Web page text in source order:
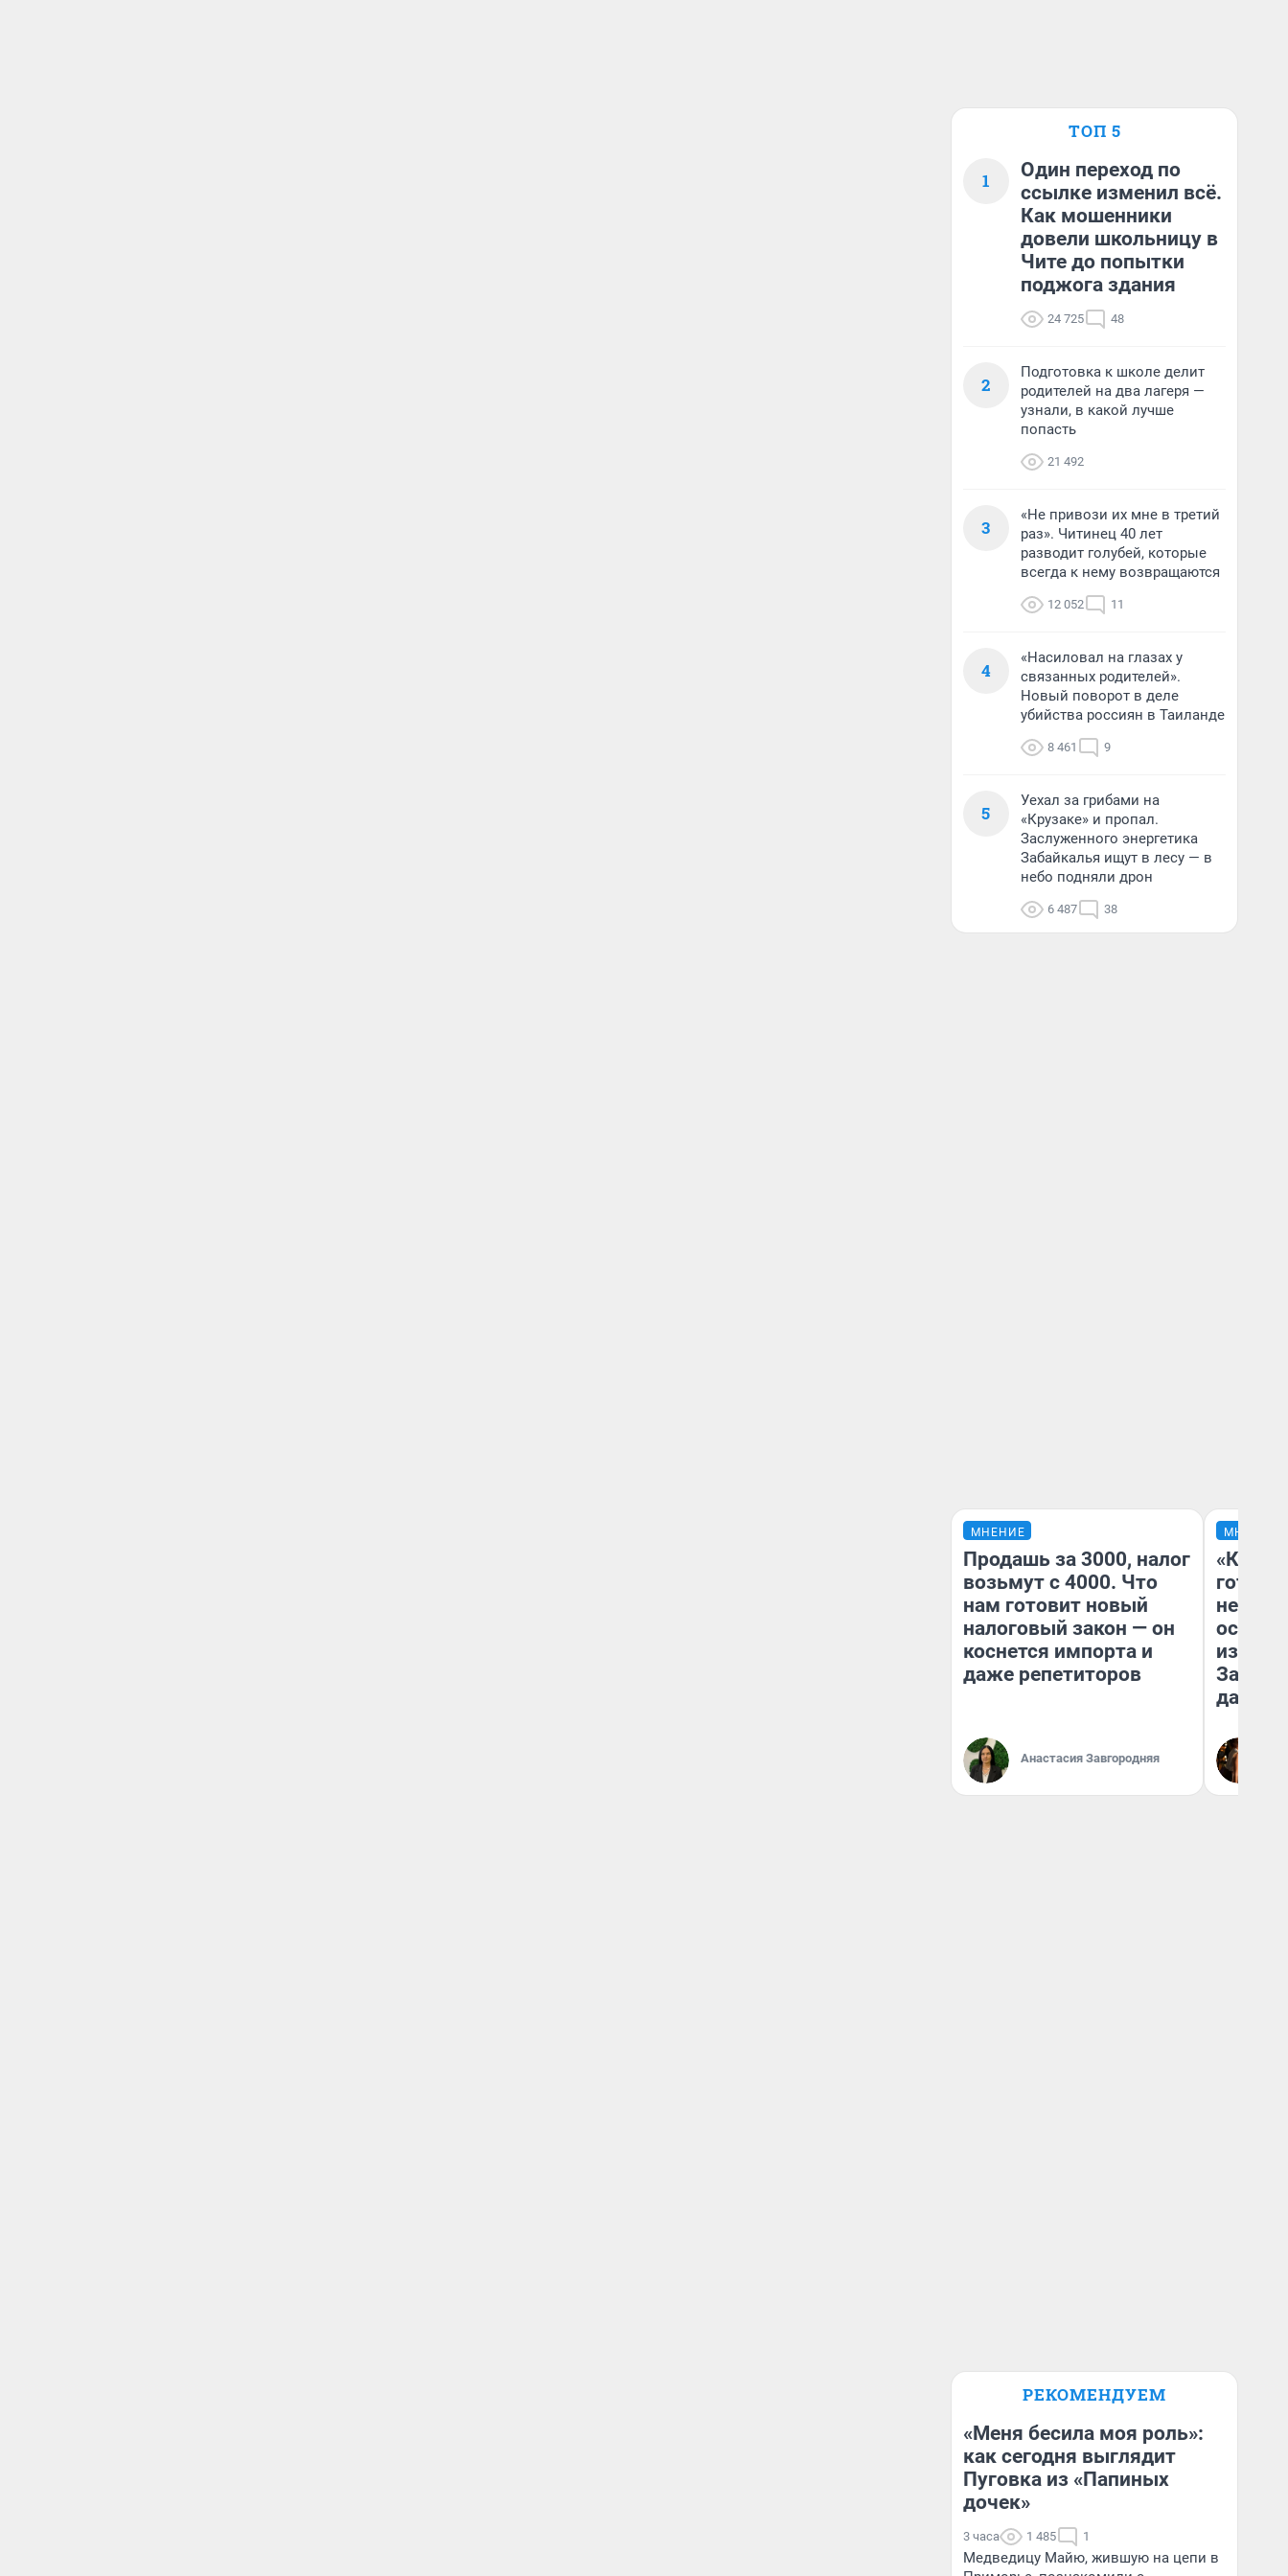
ТОП 5
1
Один переход по
ссылке изменил всё.
Как мошенники
довели школьницу в
Чите до попытки
поджога здания
24 725 48
2
Подготовка к школе делит
родителей на два лагеря —
узнали, в какой лучше
попасть
21 492
3
«Не привози их мне в третий
раз». Читинец 40 лет
разводит голубей, которые
всегда к нему возвращаются
12 052 11
4
«Насиловал на глазах у
связанных родителей».
Новый поворот в деле
убийства россиян в Таиланде
8 461 9
5
Уехал за грибами на
«Крузаке» и пропал.
Заслуженного энергетика
Забайкалья ищут в лесу — в
небо подняли дрон
6 487 38
МНЕНИЕ
Продашь за 3000, налог
возьмут с 4000. Что
нам готовит новый
налоговый закон — он
коснется импорта и
даже репетиторов
Анастасия Завгородняя
МНЕНИЕ
осень
Зачем
дачу
РЕКОМЕНДУЕМ
«Меня бесила моя роль»:
как сегодня выглядит
Пуговка из «Папиных
дочек»
3 часа 1 485 1
Медведицу Майю, жившую на цепи в